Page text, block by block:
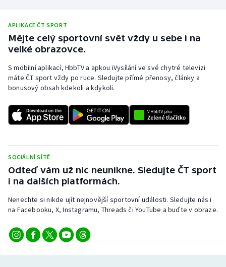
Ragby
Rychlobruslení
Rychlostní kanoistika
Short track
Stolní tenis
Triatlon
Veslování
Vodní slalom
Volejbal
APLIKACE ČT SPORT
Mějte celý sportovní svět vždy u sebe i na
velké obrazovce.
S mobilní aplikací, HbbTV a apkou iVysílání ve své chytré televizi
máte ČT sport vždy po ruce. Sledujte přímé přenosy, články a
bonusový obsah kdekoli a kdykoli.
SOCIÁLNÍ SÍTĚ
Odteď vám už nic neunikne. Sledujte ČT sport
i na dalších platformách.
Nenechte si nikde ujít nejnovější sportovní události. Sledujte nás i
na Facebooku, X, Instagramu, Threads či YouTube a buďte v obraze.